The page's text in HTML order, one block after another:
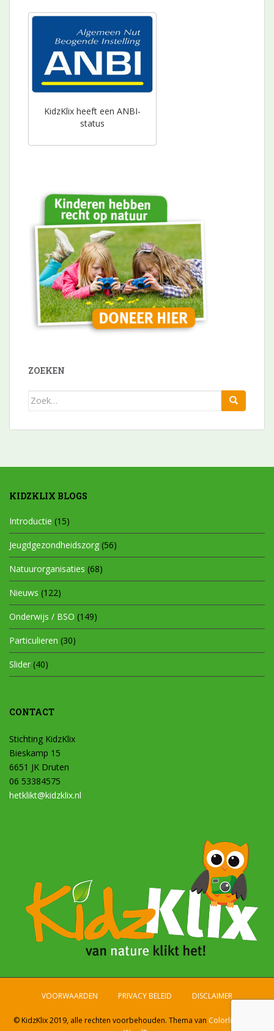
KidzKlix heeft een ANBI-
status
ZOEKEN
Zoek
KIDZKLIX BLOGS
Introductie (15)
Jeugdgezondheidszorg (56)
Natuurorganisaties (68)
Nieuws (122)
Onderwijs / BSO (149)
Particulieren (30)
Slider (40)
CONTACT
Stichting KidzKlix
Bieskamp 15
6651 JK Druten
06 53384575
hetklikt@kidzklix.nl
VOORWAARDEN PRIVACY BELEID DISCLAIMER
© KidzKlix 2019, alle rechten voorbehouden. Thema van Colorlib